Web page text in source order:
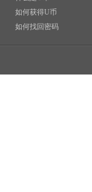
如何获得U币
如何找回密码